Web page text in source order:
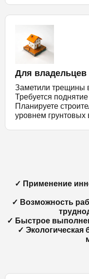
Для
Заметили трещины
Требуется
Планируете
уровнем грунтовых
✓ Применение
✓ Возможность
✓ Быстрое
✓ Экологическая